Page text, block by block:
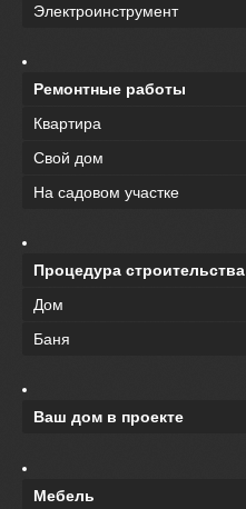
Электроинструмент
Ремонтные работы
Квартира
Свой дом
На садовом участке
Процедура строительства
Дом
Баня
Ваш дом в проекте
Мебель